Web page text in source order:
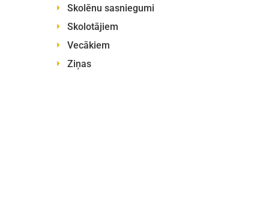
Skolēnu sasniegumi
Skolotājiem
Vecākiem
Ziņas